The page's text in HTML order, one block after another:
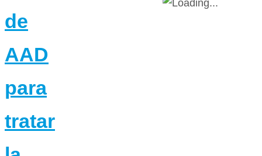
de
AAD
para
tratar